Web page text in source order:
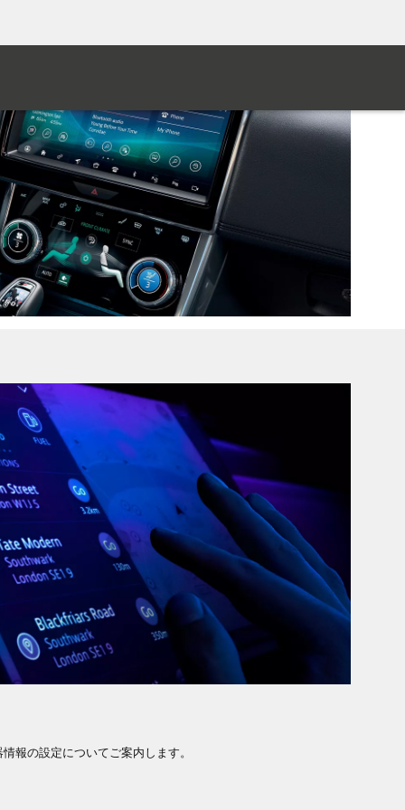
報の設定についてご案内します。